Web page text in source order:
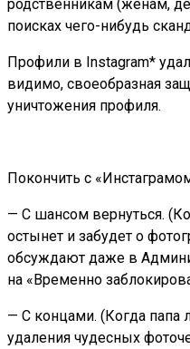
родственникам (жёнам,
поисках чего-нибудь
Профили в Instagram*
видимо, своеобразная
уничтожения профиля.
Покончить с
— С шансом вернуться.
остынет и забудет о
обсуждают даже в
на «Временно
— С концами. (Когда папа
удаления чудесных